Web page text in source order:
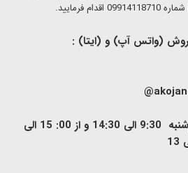
فرمایید.
(واتس آپ) و (ایتا) :
ساعت کاری : شنبه تا چهارشنبه 9:30 الی 14:30 و از 00: 15 الی